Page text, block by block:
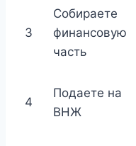
3
Собираете
финансовую
часть
4
Подаете на
ВНЖ